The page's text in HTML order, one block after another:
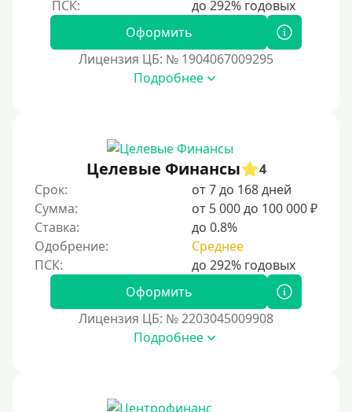
25000 руб
30000 руб
30000 руб на год
70000 руб
80000 руб
90000 руб
100000 руб
200000 руб
Оформить
Лицензия ЦБ: № 1904067009295
Подробнее
Целевые Финансы
4
Срок:
от 7 до 168 дней
Сумма:
от 5 000 до 100 000 ₽
Ставка:
до 0.8%
Одобрение:
Среднее
Оформить
Лицензия ЦБ: № 2203045009908
Подробнее